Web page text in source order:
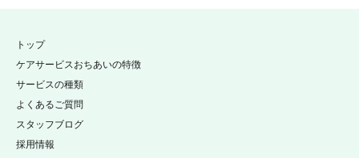
トップ
ケアサービスおちあいの特徴
サービスの種類
よくあるご質問
スタッフブログ
採用情報